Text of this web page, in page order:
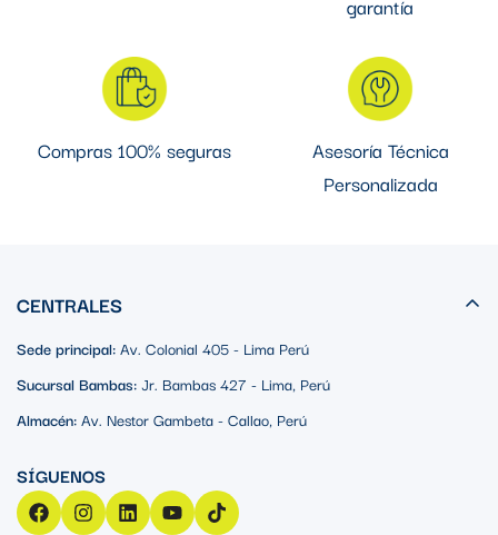
garantía
Compras 100% seguras
Asesoría Técnica
Personalizada
CENTRALES
Sede principal:Av. Colonial 405 - Lima Perú
Sucursal Bambas:Jr. Bambas 427 - Lima, Perú
Almacén:Av. Nestor Gambeta - Callao, Perú